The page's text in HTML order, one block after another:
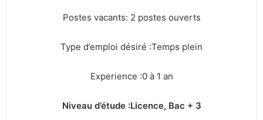
Postes vacants: 2 postes ouverts
Type d’emploi désiré :Temps plein
Experience :0 à 1 an
Niveau d’étude :Licence, Bac + 3